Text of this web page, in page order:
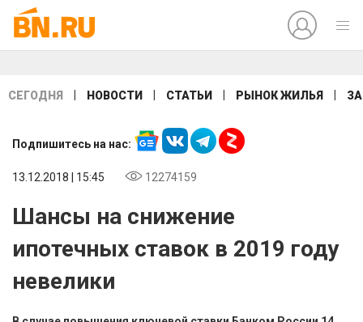
СЕГОДНЯ НОВОСТИ СТАТЬИ РЫНОК ЖИЛЬЯ
Подпишитесь на нас:
13.12.2018 | 15:45 12274159
Шансы на снижение
ипотечных ставок в 2019 году
невелики